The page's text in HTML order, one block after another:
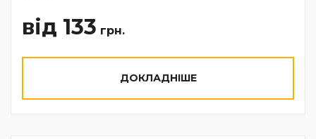
від 133 грн.
ДОКЛАДНІШЕ